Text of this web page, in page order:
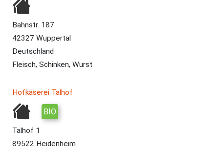
Bahnstr. 187
42327 Wuppertal
Deutschland
Fleisch, Schinken, Wurst
Hofkäserei Talhof
BIO
Talhof 1
89522 Heidenheim